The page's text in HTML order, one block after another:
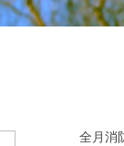
全月消